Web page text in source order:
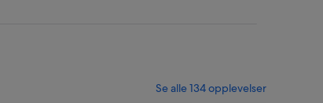
Se alle 134 opplevelser